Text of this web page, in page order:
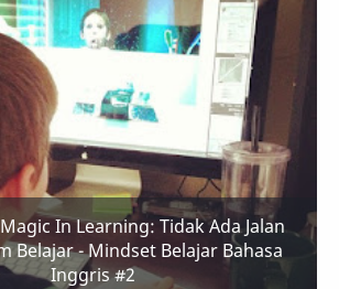
In Learning: Tidak Ada Jalan
Belajar - Mindset Belajar Bahasa
Inggris #2